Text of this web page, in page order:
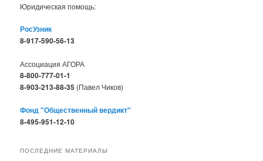
Юридическая помощь:
РосУзник
8-917-590-56-13
Ассоциация АГОРА
8-800-777-01-1
8-903-213-88-35 (Павел Чиков)
Фонд "Общественный вердикт"
8-495-951-12-10
ПОСЛЕДНИЕ МАТЕРИАЛЫ